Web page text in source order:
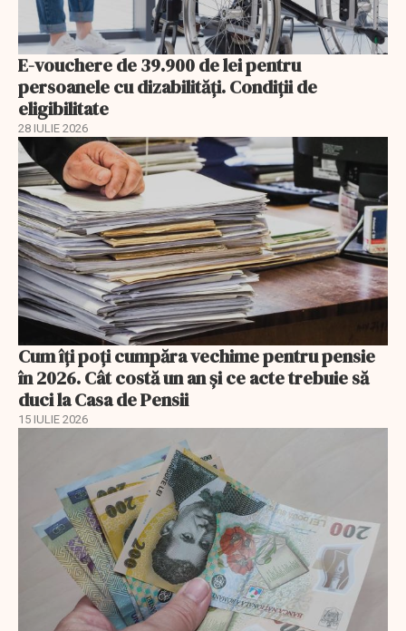
E-vouchere de 39.900 de lei pentru
persoanele cu dizabilități. Condiții de
eligibilitate
28 IULIE 2026
Cum îți poți cumpăra vechime pentru pensie
în 2026. Cât costă un an și ce acte trebuie să
duci la Casa de Pensii
15 IULIE 2026